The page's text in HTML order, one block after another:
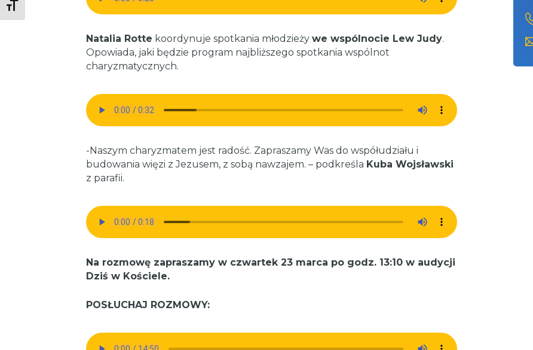
Toggle Font size
Natalia Rotte koordynuje spotkania młodzieży we wspólnocie Lew Judy.
Opowiada, jaki będzie program najbliższego spotkania wspólnot
charyzmatycznych.
-Naszym charyzmatem jest radość. Zapraszamy Was do współudziału i
budowania więzi z Jezusem, z sobą nawzajem. – podkreśla Kuba Wojsławski
z parafii.
Na rozmowę zapraszamy w czwartek 23 marca po godz. 13:10 w audycji
Dziś w Kościele.
POSŁUCHAJ ROZMOWY: